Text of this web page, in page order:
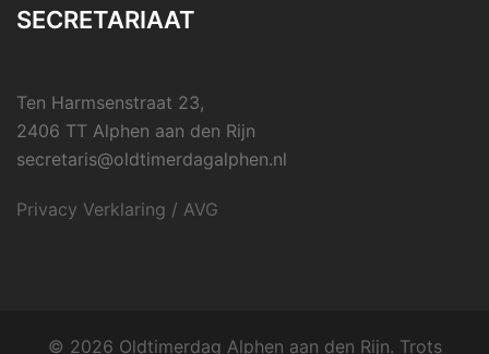
SECRETARIAAT
Ten Harmsenstraat 23,
2406 TT Alphen aan den Rijn
secretaris@oldtimerdagalphen.nl
Privacy Verklaring / AVG
© 2026 Oldtimerdag Alphen aan den Rijn. Trots